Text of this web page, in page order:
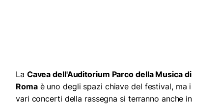
La Cavea dell'Auditorium Parco della Musica di
Romaè uno degli spazi chiave del festival, ma i
vari concerti della rassegna si terranno anche in